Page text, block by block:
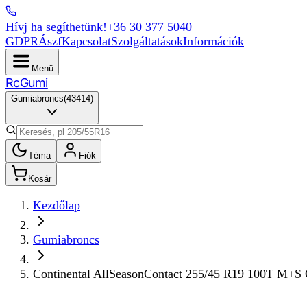
Hívj ha segíthetünk!+36 30 377 5040
GDPRÁszfKapcsolatSzolgáltatásokInformációk
Menü
RcGumi
Gumiabroncs(43414)
Téma Fiók
Kosár
Kezdőlap
Gumiabroncs
Continental AllSeasonContact 255/45 R19 100T